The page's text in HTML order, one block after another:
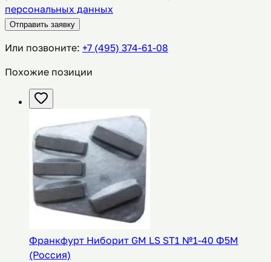
персональных данных
Отправить заявку
Или позвоните: +7 (495) 374-61-08
Похожие позиции
Франкфурт Ниборит GM LS ST1 №1-40 Ф5М
(Россия)